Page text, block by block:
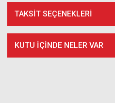
TAKSIT SEÇENEKLERI
KUTU İÇİNDE NELER VAR